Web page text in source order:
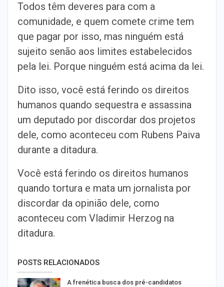
Todos têm deveres para com a
comunidade, e quem comete crime tem
que pagar por isso, mas ninguém está
sujeito senão aos limites estabelecidos
pela lei. Porque ninguém está acima da lei.
Dito isso, você está ferindo os direitos
humanos quando sequestra e assassina
um deputado por discordar dos projetos
dele, como aconteceu com Rubens Paiva
durante a ditadura.
Você está ferindo os direitos humanos
quando tortura e mata um jornalista por
discordar da opinião dele, como
aconteceu com Vladimir Herzog na
ditadura.
POSTS RELACIONADOS
A frenética busca dos pré-candidatos